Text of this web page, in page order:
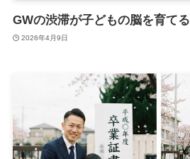
GWの渋滞が子どもの脳を育てる
2026年4月9日